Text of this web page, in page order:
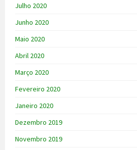
Julho 2020
Junho 2020
Maio 2020
Abril 2020
Março 2020
Fevereiro 2020
Janeiro 2020
Dezembro 2019
Novembro 2019